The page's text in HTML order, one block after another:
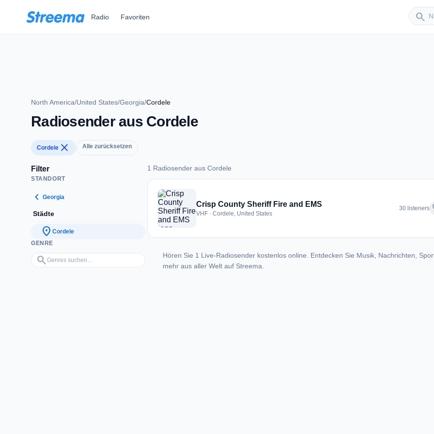
Radio Favoriten search
Sender
North America/United States/Georgia/Cordele
Radiosender aus Cordele
Cordele close Alle zurücksetzen
Filter
STANDORT
chevron_left Georgia
Städte
location_on Cordele
GENRE
search
Genres suchen…
1 Radiosender aus Cordele
1 Radiosender aus Cordele
Crisp County Sheriff Fire and EMS
VHF · Cordele, United States
30 listeners
Hören Sie 1 Live-Radiosender kostenlos online. Entdecken Sie Musik, Nachrichten,
mehr aus aller Welt auf Streema.